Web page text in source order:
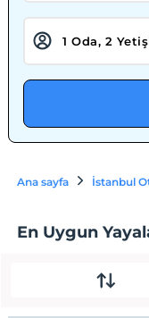
Ana sayfa İstanbul
En Uygun